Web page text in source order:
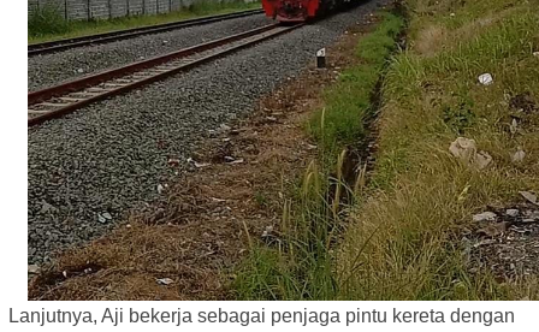
Lanjutnya, Aji bekerja sebagai penjaga pintu kereta dengan